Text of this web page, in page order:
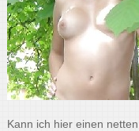
Kann ich hier einen